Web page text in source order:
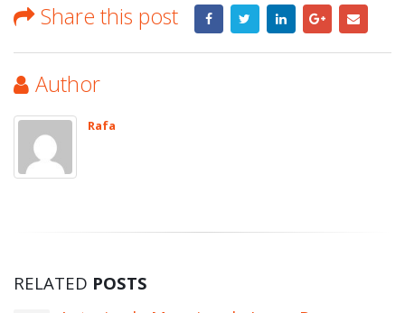
Share this post
Author
Rafa
RELATED POSTS